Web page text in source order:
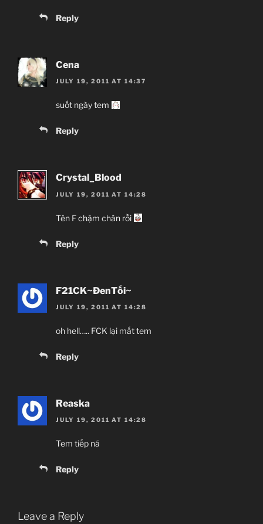
Reply
Cena
JULY 19, 2011 AT 14:37
suốt ngày tem
Reply
Crystal_Blood
JULY 19, 2011 AT 14:28
Tên F chậm chân rồi
Reply
F21CK~ĐenTối~
JULY 19, 2011 AT 14:28
oh hell….. FCK lại mất tem
Reply
Reaska
JULY 19, 2011 AT 14:28
Tem tiếp ná
Reply
Leave a Reply